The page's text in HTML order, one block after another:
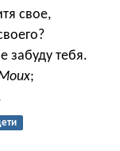
свое,
забуду тебя.
;